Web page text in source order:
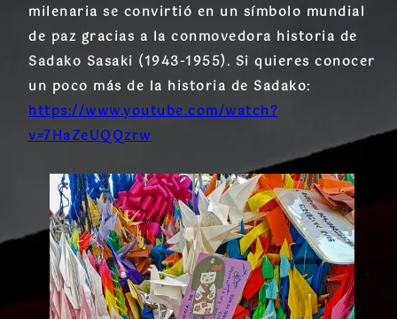
milenaria se convirtió en un símbolo mundial
de paz gracias a la conmovedora historia de
Sadako Sasaki (1943-1955). Si quieres conocer
un poco más de la historia de Sadako:
https://www.youtube.com/watch?
v=7HaZeUQQzrw